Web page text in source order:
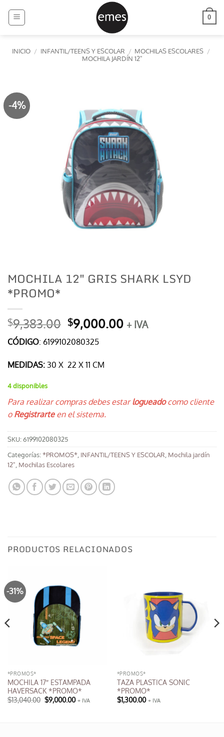
0
INICIO / INFANTIL/TEENS Y ESCOLAR / MOCHILAS ESCOLARES /
MOCHILA JARDÍN 12"
-4%
MOCHILA 12″ GRIS SHARK LSYD
*PROMO*
$9,383.00 El
precio
original
era:
$9,383.00.
$9,000.00El+ IVA
CÓDIGO: 6199102080325
MEDIDAS: 30 X 22 X 11 CM
4 disponibles
Para realizar compras debes estarlogueadocomo cliente
oRegistrarteen el sistema.
SKU:6199102080325
Categorías:*PROMOS* INFANTIL/TEENS Y ESCOLAR Mochila jardín
12" Mochilas Escolares
PRODUCTOS RELACIONADOS
-31%
*PROMOS*
MOCHILA 17″ ESTAMPADA
HAVERSACK *PROMO*
$13,040.00 El
precio
$9,000.00El+ IVA
*PROMOS*
TAZA PLASTICA SONIC
*PROMO*
$1,300.00 + IVA